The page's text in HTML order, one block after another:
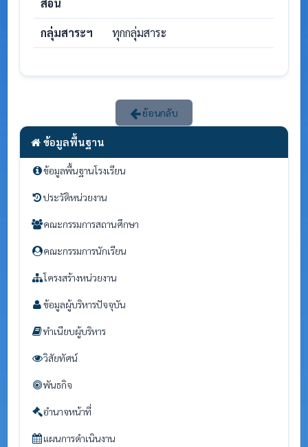
ข้อมูลพื้นฐาน
ข้อมูลพื้นฐานโรงเรียน
ประวัติหน่วยงาน
คณะกรรมการสถานศึกษา
คณะกรรมการนักเรียน
โครงสร้างหน่วยงาน
ข้อมูลผู้บริหารปัจจุบัน
ทำเนียบผู้บริหาร
วิสัยทัศน์
พันธกิจ
อำนาจหน้าที่
แผนการดำเนินงาน
สอน
กลุ่มสาระฯ ทุกกลุ่มสาระ
ย้อนกลับ